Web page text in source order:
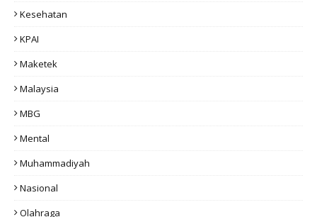
Kesehatan
KPAI
Maketek
Malaysia
MBG
Mental
Muhammadiyah
Nasional
Olahraga